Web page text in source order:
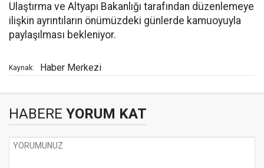
Ulaştırma ve Altyapı Bakanlığı tarafından düzenlemeye
ilişkin ayrıntıların önümüzdeki günlerde kamuoyuyla
paylaşılması bekleniyor.
Kaynak: Haber Merkezi
HABERE YORUM KAT